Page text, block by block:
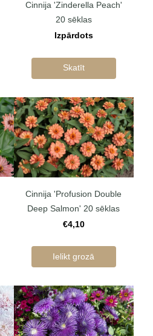
Cinnija 'Zinderella Peach'
20 sēklas
Izpārdots
Skatīt
Cinnija 'Profusion Double
Deep Salmon' 20 sēklas
€4,10
Ielikt grozā